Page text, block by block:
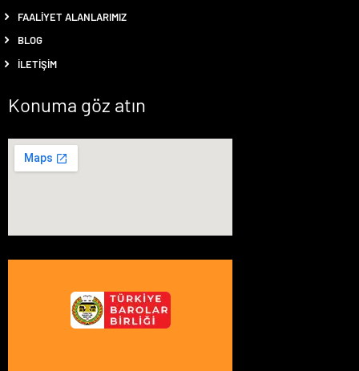
FAALIYET ALANLARIMIZ
BLOG
İLETIŞIM
Konuma göz atın